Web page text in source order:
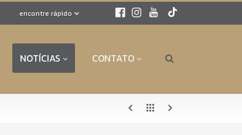
encontre rápido
NOTÍCIAS CONTATO